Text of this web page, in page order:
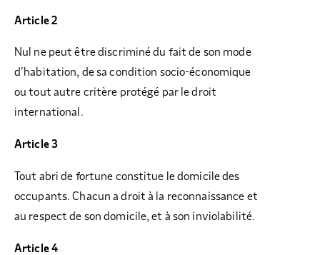
Article 2
Nul ne peut être discriminé du fait de son mode
d’habitation, de sa condition socio-économique
ou tout autre critère protégé par le droit
international.
Article 3
Tout abri de fortune constitue le domicile des
occupants. Chacun a droit à la reconnaissance et
au respect de son domicile, et à son inviolabilité.
Article 4